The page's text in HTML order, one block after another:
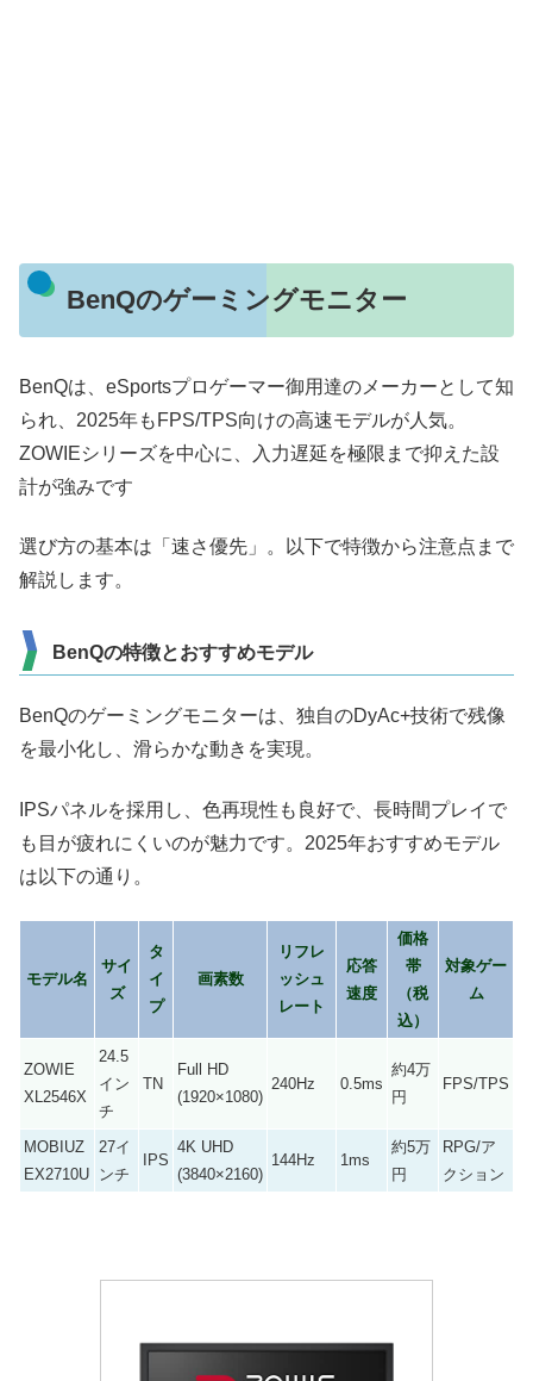
BenQのゲーミングモニター
BenQは、eSportsプロゲーマー御用達のメーカーとして知
られ、2025年もFPS/TPS向けの高速モデルが人気。
ZOWIEシリーズを中心に、入力遅延を極限まで抑えた設
計が強みです
選び方の基本は「速さ優先」。以下で特徴から注意点まで
解説します。
BenQの特徴とおすすめモデル
BenQのゲーミングモニターは、独自のDyAc+技術で残像
を最小化し、滑らかな動きを実現。
IPSパネルを採用し、色再現性も良好で、長時間プレイで
も目が疲れにくいのが魅力です。2025年おすすめモデル
は以下の通り。
モデル名
サイ
ズ
タ
イ
プ
画素数
リフレ
ッシュ
レート
応答
速度
価格
帯
（税
込）
対象ゲー
ム
ZOWIE
XL2546X
24.5
イン
チ
TN
Full HD
(1920×1080)
240Hz 0.5ms
約4万
円
FPS/TPS
MOBIUZ
EX2710U
27イ
ンチ
IPS
4K UHD
(3840×2160)
144Hz 1ms
約5万
円
RPG/ア
クション